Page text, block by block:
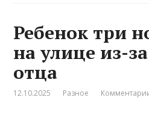
Ребенок три
на улице из-
отца
12.10.2025 Разное